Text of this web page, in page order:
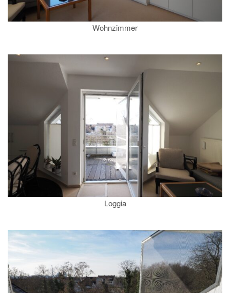
Wohnzimmer
Loggia